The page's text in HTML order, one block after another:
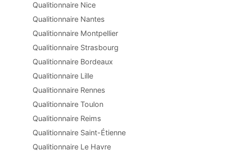
Qualitionnaire Nice
Qualitionnaire Nantes
Qualitionnaire Montpellier
Qualitionnaire Strasbourg
Qualitionnaire Bordeaux
Qualitionnaire Lille
Qualitionnaire Rennes
Qualitionnaire Toulon
Qualitionnaire Reims
Qualitionnaire Saint-Étienne
Qualitionnaire Le Havre